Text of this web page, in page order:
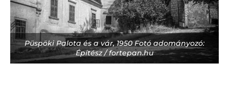
Püspöki Palota és a vár, 1950 Fotó adományozó:
Építész / fortepan.hu